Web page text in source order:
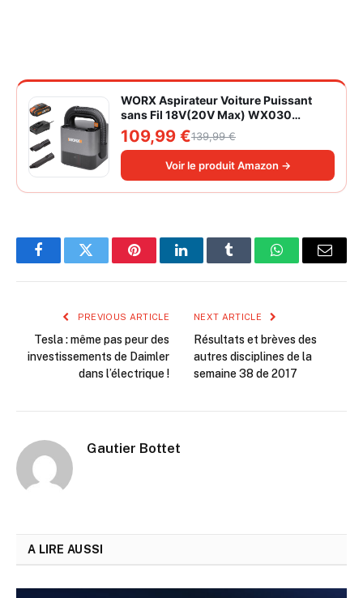
WORX Aspirateur Voiture Puissant
sans Fil 18V(20V Max) WX030
Aspirateur à Main sur Batterie 150W
10KPa avec Boîte de Rangement
Intégrée Dépoussiérage Maille
filtrante Lavable
109,99 €139,99 €
Voir le produit Amazon →
FacebookTwitter PinterestLinkedInTumblr WhatsAppEmail
PREVIOUS ARTICLE
Tesla : même pas peur des
investissements de Daimler
dans l’électrique !
NEXT ARTICLE
Résultats et brèves des
autres disciplines de la
semaine 38 de 2017
Gautier Bottet
A LIRE AUSSI